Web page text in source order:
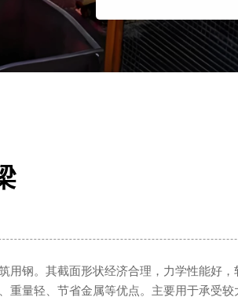
用钢。其截面形状经济合理，力学性能好
重量轻、节省金属等优点。主要用于承受